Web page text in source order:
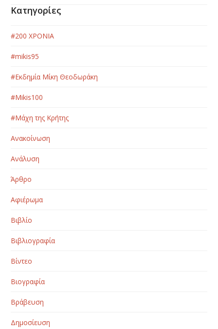
Κατηγορίες
#200 ΧΡΟΝΙΑ
#mikis95
#Εκδημία Μίκη Θεοδωράκη
#Μikis100
#Μάχη της Κρήτης
Ανακοίνωση
Ανάλυση
Άρθρο
Αφιέρωμα
Βιβλίο
Βιβλιογραφία
Βίντεο
Βιογραφία
Βράβευση
Δημοσίευση